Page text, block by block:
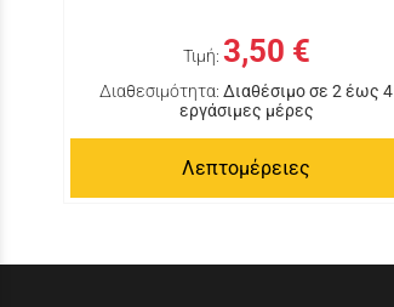
Τιμή: 3,50 €
Διαθεσιμότητα: Διαθέσιμο σε 2 έως 4
εργάσιμες μέρες
Λεπτομέρειες